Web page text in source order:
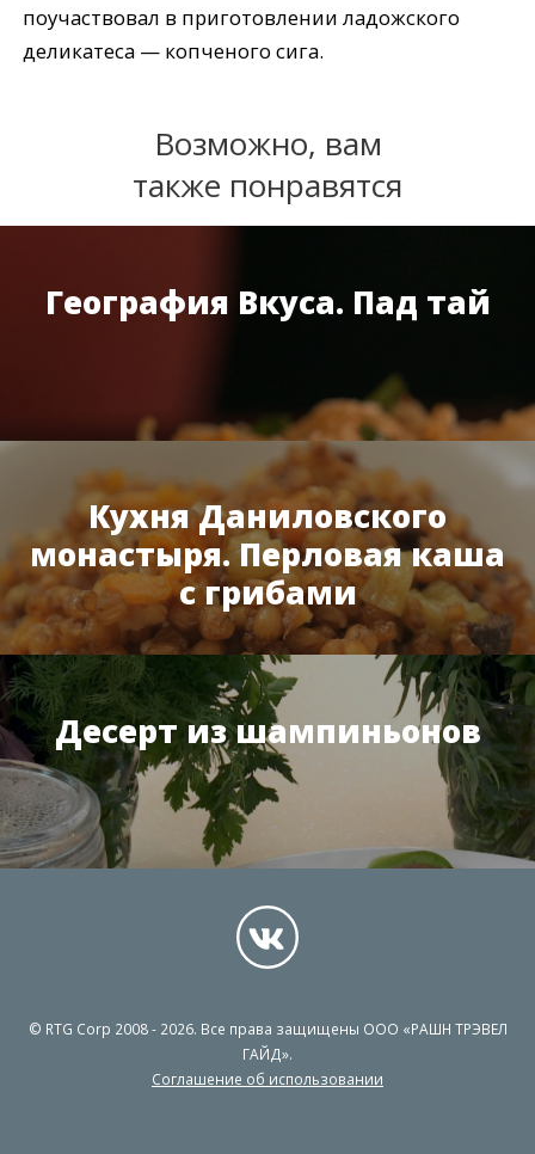
поучаствовал в приготовлении ладожского
деликатеса — копченого сига.
Возможно, вам
также понравятся
География Вкуса. Пад тай
Кухня Даниловского
монастыря. Перловая каша
с грибами
Десерт из шампиньонов
© RTG Corp 2008 - 2026. Все права защищены ООО «РАШН ТРЭВЕЛ
ГАЙД».
Соглашение об использовании